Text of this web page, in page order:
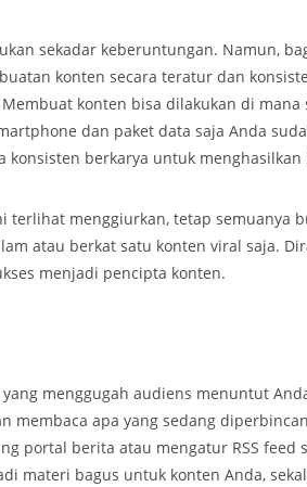
sekadar keberuntungan. Namun,
konten secara teratur dan
konten bisa dilakukan di mana
dan paket data saja Anda
konsisten berkarya untuk menghasilkan
terlihat menggiurkan, tetap semuanya
atau berkat satu konten viral saja.
menjadi pencipta konten.
menggugah audiens menuntut
membaca apa yang sedang
portal berita atau mengatur RSS feed
materi bagus untuk konten Anda,